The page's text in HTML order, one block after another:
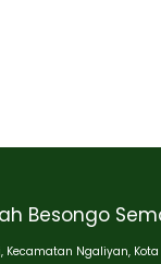
Besongo
Kecamatan Ngaliyan,